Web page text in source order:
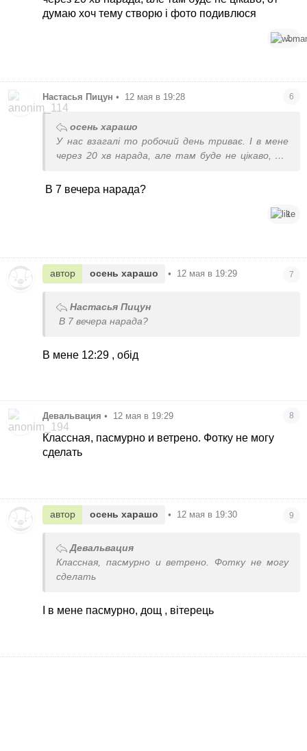
думаю хоч тему створю і фото подивлюся
1
Настасья Пицун • 12 мая в 19:28 6
осень харашо
У нас взагалі то робочий день триває. І в мене
через 20 хв нарада, але там буде не цікаво, от
В 7 вечера нарада?
1
автор осень харашо • 12 мая в 19:29 7
Настасья Пицун
В 7 вечера нарада?
В мене 12:29 , обід
Девальвация • 12 мая в 19:29 8
Классная, пасмурно и ветрено. Фотку не могу
сделать
автор осень харашо • 12 мая в 19:30 9
Девальвация
Классная, пасмурно и ветрено. Фотку не могу
сделать
І в мене пасмурно, дощ , вітерець